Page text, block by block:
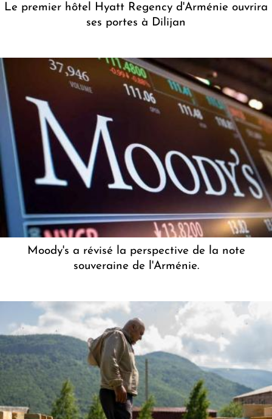
Le premier hôtel Hyatt Regency d'Arménie ouvrira
ses portes à Dilijan
Moody's a révisé la perspective de la note
souveraine de l'Arménie.